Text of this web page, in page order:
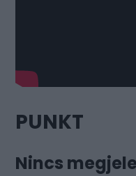
PUNKT
Nincs